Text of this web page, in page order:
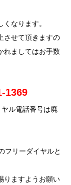
なります。
させて頂きますの
れましてはお手数
1369
ル電話番号は廃
フリーダイヤルと
りますようお願い